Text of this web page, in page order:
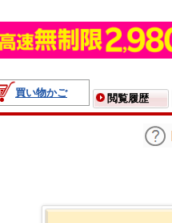
買い物かご
閲覧履歴